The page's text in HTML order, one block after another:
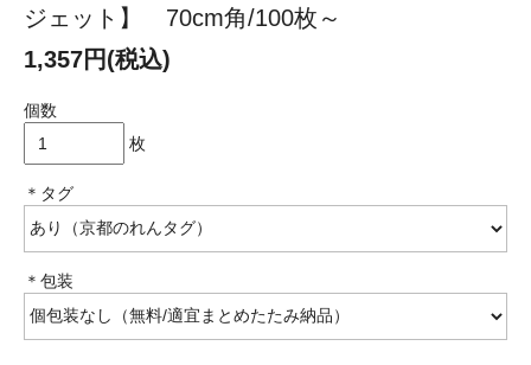
ジェット】 70cm角/100枚～
1,357円(税込)
個数
枚
＊タグ
＊包装